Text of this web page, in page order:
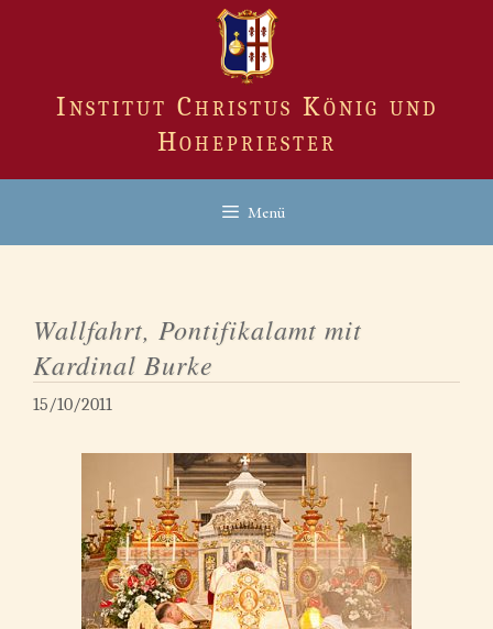
Institut Christus König und
Hohepriester
Menü
Wallfahrt, Pontifikalamt mit
Kardinal Burke
15/10/2011